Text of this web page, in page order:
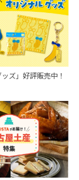
ッズ」好評販売中！